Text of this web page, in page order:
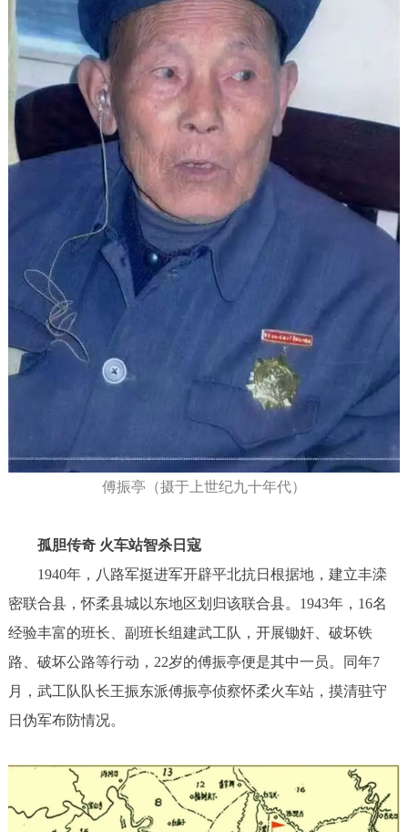
傅振亭（摄于上世纪九十年代）
孤胆传奇 火车站智杀日寇
1940年，八路军挺进军开辟平北抗日根据地，建立丰滦
密联合县，怀柔县城以东地区划归该联合县。1943年，16名
经验丰富的班长、副班长组建武工队，开展锄奸、破坏铁
路、破坏公路等行动，22岁的傅振亭便是其中一员。同年7
月，武工队队长王振东派傅振亭侦察怀柔火车站，摸清驻守
日伪军布防情况。